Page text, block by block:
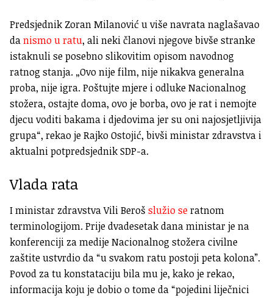
Predsjednik Zoran Milanović u više navrata naglašavao
danismo u ratu, ali neki članovi njegove bivše stranke
istaknuli se posebno slikovitim opisom navodnog
ratnog stanja. „Ovo nije film, nije nikakva generalna
proba, nije igra. Poštujte mjere i odluke Nacionalnog
stožera, ostajte doma, ovo je borba, ovo je rat i nemojte
djecu voditi bakama i djedovima jer su oni najosjetljivija
grupa“, rekao je Rajko Ostojić, bivši ministar zdravstva i
aktualni potpredsjednik SDP-a.
Vlada rata
I ministar zdravstva Vili Beroš služio seratnom
terminologijom. Prije dvadesetak dana ministar je na
konferenciji za medije Nacionalnog stožera civilne
zaštite ustvrdio da “u svakom ratu postoji peta kolona”.
Povod za tu konstataciju bila mu je, kako je rekao,
informacija koju je dobio o tome da “pojedini liječnici